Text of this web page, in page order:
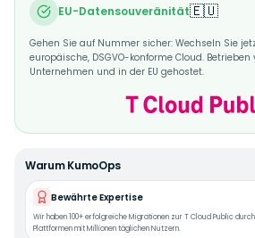
EU-Datensouveränität🇪🇺
Gehen Sie auf Nummer sicher: Wechseln Sie
europäische, DSGVO-konforme Cloud.
Unternehmen und in der EU gehostet.
Warum KumoOps
Bewährte Expertise
Wir haben 100+ erfolgreiche Migrationen zur T Cloud Public
Plattformen mit Millionen täglichen Nutzern.